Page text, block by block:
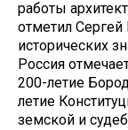
работы
отметил
исторических
Россия
200-летие
летие
земской и